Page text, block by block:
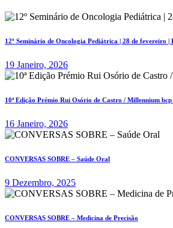
12º Seminário de Oncologia Pediátrica | 28 de fevereiro |
19 Janeiro, 2026
10ª Edição Prémio Rui Osório de Castro / Millennium bcp
16 Janeiro, 2026
CONVERSAS SOBRE – Saúde Oral
9 Dezembro, 2025
CONVERSAS SOBRE – Medicina de Precisão